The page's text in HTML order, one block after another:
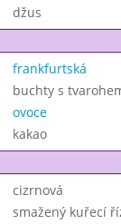
džus
frankfurtská
buchty s
ovoce
kakao
cizrnová
smažený kuřecí